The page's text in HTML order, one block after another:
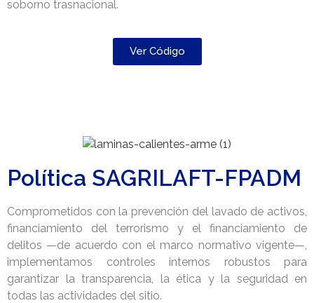
soborno trasnacional.
Ver Código
Política SAGRILAFT-FPADM
Comprometidos con la prevención del lavado de activos,
financiamiento del terrorismo y el financiamiento de
delitos —de acuerdo con el marco normativo vigente—,
implementamos controles internos robustos para
garantizar la transparencia, la ética y la seguridad en
todas las actividades del sitio.